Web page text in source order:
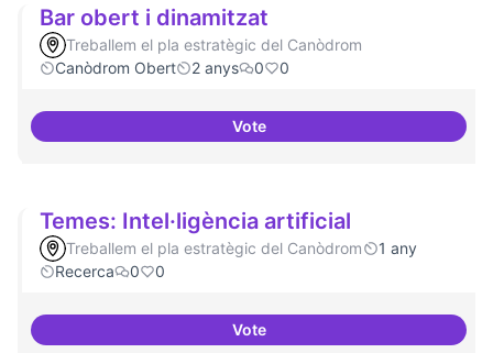
Bar obert i dinamitzat
Treballem el pla estratègic del Canòdrom
Canòdrom Obert
2 anys 0 0
VoteBar obert i dinamitzat
Temes: Intel·ligència artificial
Treballem el pla estratègic del Canòdrom
1 any
Recerca
0 0
VoteTemes: Intel·ligència artificial